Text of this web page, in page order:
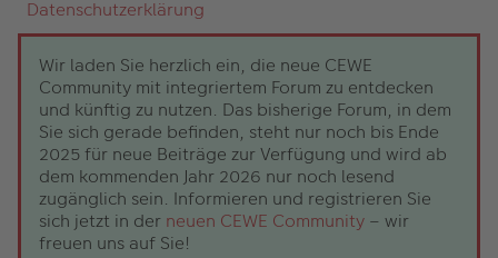
Datenschutzerklärung
Wir laden Sie herzlich ein, die neue CEWE
Community mit integriertem Forum zu entdecken
und künftig zu nutzen. Das bisherige Forum, in dem
Sie sich gerade befinden, steht nur noch bis Ende
2025 für neue Beiträge zur Verfügung und wird ab
dem kommenden Jahr 2026 nur noch lesend
zugänglich sein. Informieren und registrieren Sie
sich jetzt in der neuen CEWE Community – wir
freuen uns auf Sie!